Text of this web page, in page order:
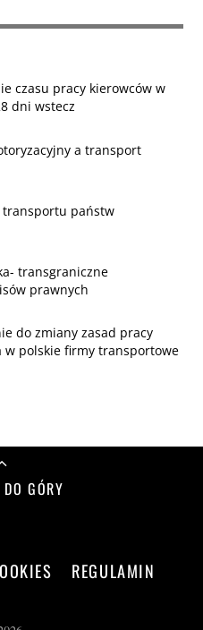
czasu pracy kierowców w
dni wstecz
a transport
transportu państw
transgraniczne
prawnych
do zmiany zasad pracy
w polskie firmy transportowe
GÓRY
REGULAMIN